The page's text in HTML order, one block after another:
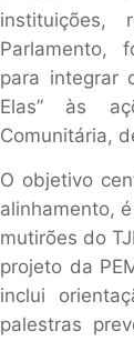
instituições,
Parlamento,
para integrar
Elas” às
Comunitária,
O objetivo
alinhamento,
mutirões do
projeto da
inclui
palestras